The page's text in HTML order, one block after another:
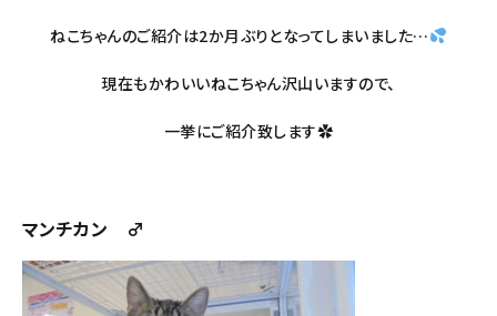
ねこちゃんのご紹介は2か月ぶりとなってしまいました…
現在もかわいいねこちゃん沢山いますので、
一挙にご紹介致します✿
マンチカン ♂